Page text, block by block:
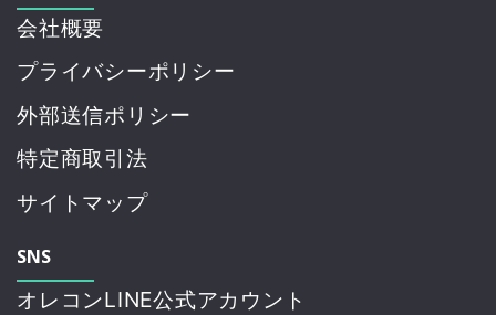
会社概要
プライバシーポリシー
外部送信ポリシー
特定商取引法
サイトマップ
SNS
オレコンLINE公式アカウント